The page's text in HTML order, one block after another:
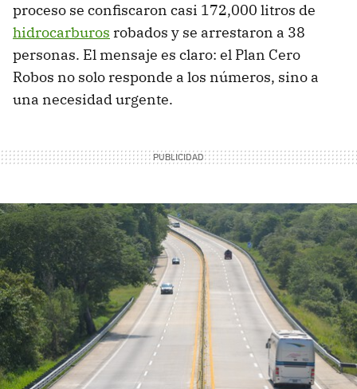
proceso se confiscaron casi 172,000 litros de
hidrocarburos robados y se arrestaron a 38
personas. El mensaje es claro: el Plan Cero
Robos no solo responde a los números, sino a
una necesidad urgente.